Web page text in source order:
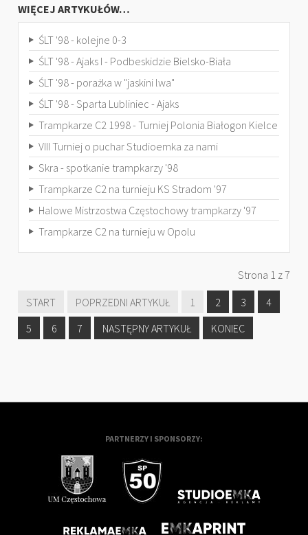
WIĘCEJ ARTYKUŁÓW…
ŚLT '98 - kolejne 0-3
ŚLT '98 - Ajaks I - Podbeskidzie Bielsko-Biała
ŚLT '98 - porażka w "jaskini lwa"
ŚLT '98 - Sparta Lubliniec - Ajaks
Trampkarze C2 1998 - Turniej Polonia Białogon Kielce
VIII Turniej o puchar Studioemka za nami
Skra - spotkanie trampkarzy '98
Trampkarze C2 na turnieju KS Stradom '97
Halowe Mistrzostwa Częstochowy trampkarzy '97
Trampkarze C2 na turnieju w Opolu
Strona 1 z 7
START
POPRZEDNI ARTYKUŁ 1 2 3
4
5
6 7 NASTĘPNY ARTYKUŁ KONIEC
PARTNERZY I SPONSORZY: